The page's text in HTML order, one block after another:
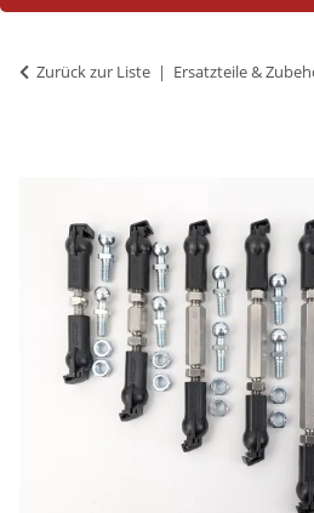
Zurück zur Liste Ersatzteile &